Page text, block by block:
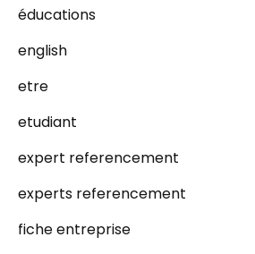
éducations
english
etre
etudiant
expert referencement
experts referencement
fiche entreprise